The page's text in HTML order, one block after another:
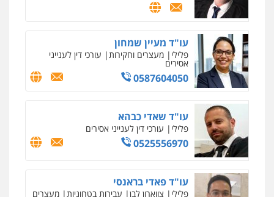
עו"ד מעיין שמחון
פלילי מעצרים וחקירות עורכי דין לענייני
אסירים
0587604050
עו"ד שאדי כבהא
פלילי עורכי דין לענייני אסירים
0525556970
עו"ד פאדי בראנסי
פלילי צווארון לבן עבירות בטחוניות מעצרים